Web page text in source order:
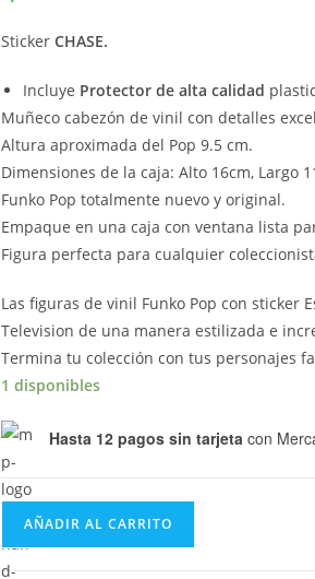
Sticker CHASE.
Incluye Protector de alta calidad
Muñeco cabezón de vinil con detalles
Altura aproximada del Pop 9.5 cm.
Dimensiones de la caja: Alto 16cm, Largo
Funko Pop totalmente nuevo y original.
Empaque en una caja con ventana lista
Figura perfecta para cualquier
Las figuras de vinil Funko Pop con sticker
Television de una manera estilizada e
Termina tu colección con tus personajes
1 disponibles
Hasta 12 pagos sin tarjeta con
Funko
Movies
AÑADIR AL CARRITO